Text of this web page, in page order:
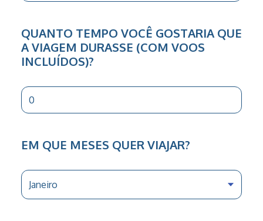
QUANTO TEMPO VOCÊ GOSTARIA QUE
A VIAGEM DURASSE (COM VOOS
INCLUÍDOS)?
EM QUE MESES QUER VIAJAR?